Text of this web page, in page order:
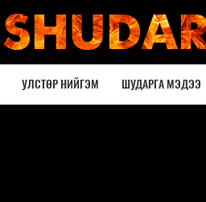
УЛСТӨР НИЙГЭМ ШУДАРГА МЭДЭЭ